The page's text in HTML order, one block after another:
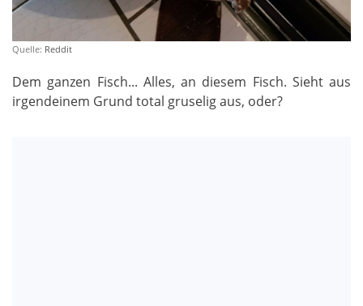
Quelle: Reddit
Dem ganzen Fisch... Alles, an diesem Fisch. Sieht aus
irgendeinem Grund total gruselig aus, oder?